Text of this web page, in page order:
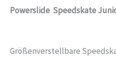
Powerslide Speedskate
Größenverstellbare